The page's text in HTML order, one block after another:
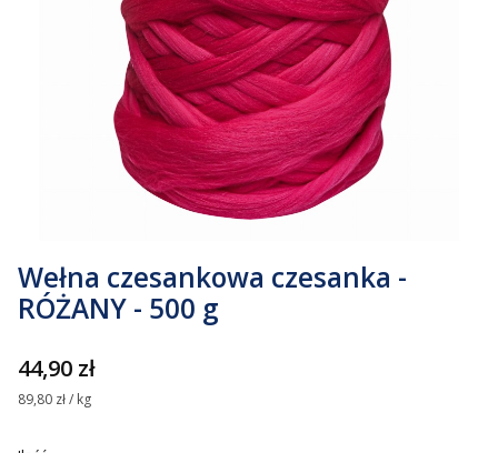
Wełna czesankowa czesanka -
RÓŻANY - 500 g
Cena
44,90 zł
89,80 zł / kg